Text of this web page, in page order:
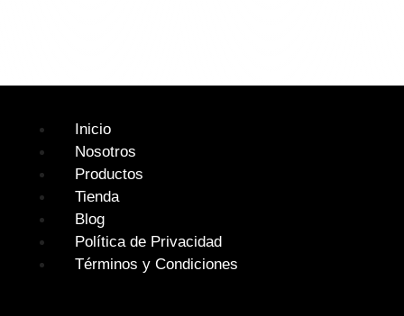
Inicio
Nosotros
Productos
Tienda
Blog
Política de Privacidad
Términos y Condiciones